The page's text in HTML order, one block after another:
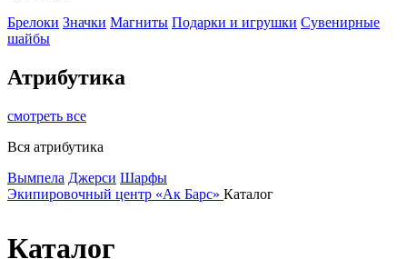
Брелоки Значки Магниты Подарки и игрушки Сувенирные
шайбы
Атрибутика
смотреть все
Вся атрибутика
Вымпела Джерси Шарфы
Экипировочный центр «Ак Барс» Каталог
Каталог